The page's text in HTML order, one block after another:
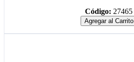
Código: 27465
Agregar al Carrito